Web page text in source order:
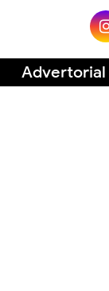
Advertorial